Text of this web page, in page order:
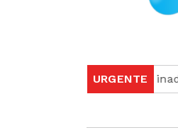
URGENTE
para 82%, mas